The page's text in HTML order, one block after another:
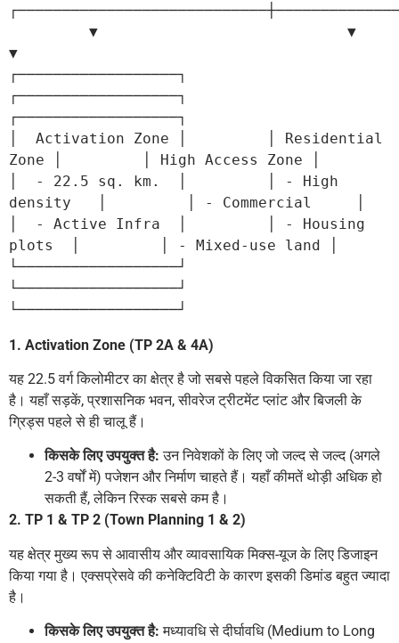
▼
┌──────────────────┐
┌──────────────────┐
┌──────────────────┐
│  Activation Zone │         │ Residential
Zone │         │ High Access Zone │
│  - 22.5 sq. km.  │         │ - High
density   │         │ - Commercial     │
│  - Active Infra  │         │ - Housing
plots  │         │ - Mixed-use land │
└──────────────────┘
└──────────────────┘
└──────────────────┘
1. Activation Zone (TP 2A & 4A)
यह 22.5 वर्ग किलोमीटर का क्षेत्र है जो सबसे पहले विकसित किया जा रहा
है। यहाँ सड़कें, प्रशासनिक भवन, सीवरेज ट्रीटमेंट प्लांट और बिजली के
ग्रिड्स पहले से ही चालू हैं।
किसके लिए उपयुक्त है: उन निवेशकों के लिए जो जल्द से जल्द (अगले
2-3 वर्षों में) पजेशन और निर्माण चाहते हैं। यहाँ कीमतें थोड़ी अधिक हो
सकती हैं, लेकिन रिस्क सबसे कम है।
2. TP 1 & TP 2 (Town Planning 1 & 2)
यह क्षेत्र मुख्य रूप से आवासीय और व्यावसायिक मिक्स-यूज के लिए डिजाइन
किया गया है। एक्सप्रेसवे की कनेक्टिविटी के कारण इसकी डिमांड बहुत ज्यादा
है।
किसके लिए उपयुक्त है: मध्यावधि से दीर्घावधि (Medium to Long